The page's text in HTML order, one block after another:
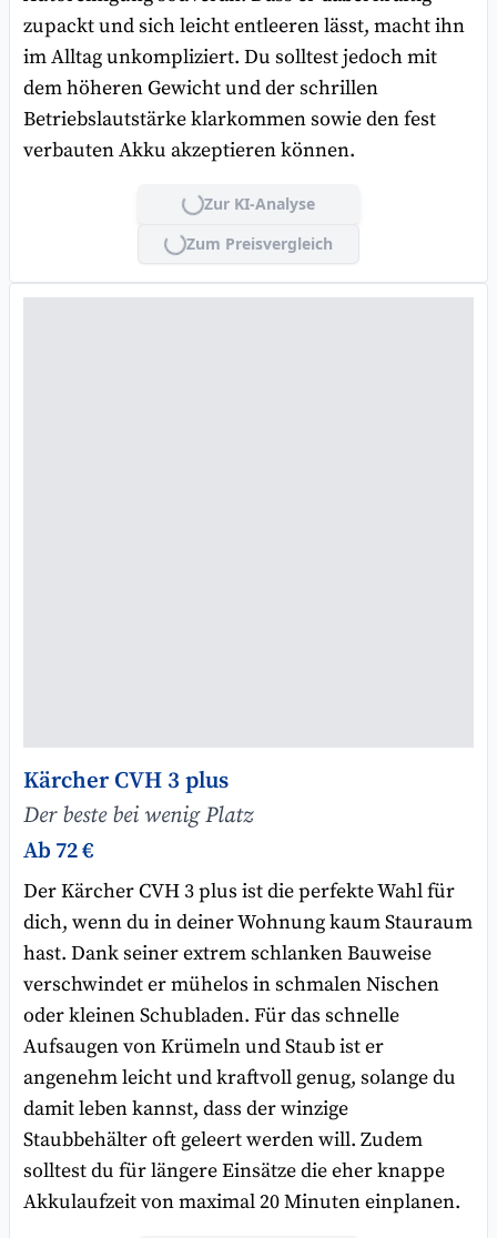
zupackt und sich leicht entleeren lässt, macht ihn
im Alltag unkompliziert. Du solltest jedoch mit
dem höheren Gewicht und der schrillen
Betriebslautstärke klarkommen sowie den fest
verbauten Akku akzeptieren können.
Lade...
Zur KI-Analyse
Lade...
Zum Preisvergleich
Kärcher CVH 3 plus
Der beste bei wenig Platz
Ab 72 €
Der Kärcher CVH 3 plus ist die perfekte Wahl für
dich, wenn du in deiner Wohnung kaum Stauraum
hast. Dank seiner extrem schlanken Bauweise
verschwindet er mühelos in schmalen Nischen
oder kleinen Schubladen. Für das schnelle
Aufsaugen von Krümeln und Staub ist er
angenehm leicht und kraftvoll genug, solange du
damit leben kannst, dass der winzige
Staubbehälter oft geleert werden will. Zudem
solltest du für längere Einsätze die eher knappe
Akkulaufzeit von maximal 20 Minuten einplanen.